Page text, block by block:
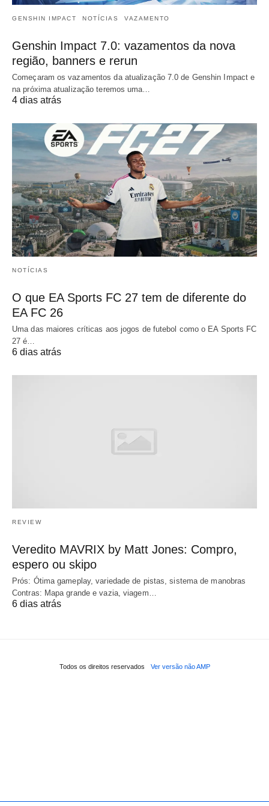
GENSHIN IMPACT NOTÍCIAS VAZAMENTO
Genshin Impact 7.0: vazamentos da nova
região, banners e rerun
Começaram os vazamentos da atualização 7.0 de Genshin Impact e
na próxima atualização teremos uma…
4 dias atrás
NOTÍCIAS
O que EA Sports FC 27 tem de diferente do
EA FC 26
Uma das maiores críticas aos jogos de futebol como o EA Sports FC
27 é…
6 dias atrás
REVIEW
Veredito MAVRIX by Matt Jones: Compro,
espero ou skipo
Prós: Ótima gameplay, variedade de pistas, sistema de manobras
Contras: Mapa grande e vazia, viagem…
6 dias atrás
Todos os direitos reservados Ver versão não AMP